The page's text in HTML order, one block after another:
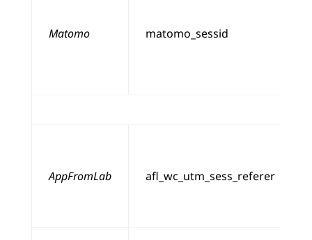
Matomo matomo_sessid
AppFromLab afl_wc_utm_sess_referer